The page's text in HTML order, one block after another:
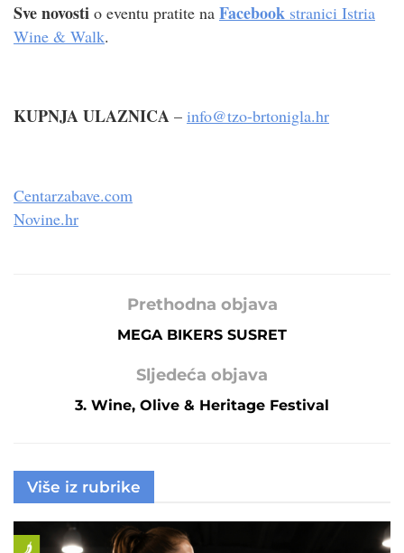
Sve novosti o eventu pratite na Facebook stranici Istria
Wine & Walk.
KUPNJA ULAZNICA – info@tzo-brtonigla.hr
Centarzabave.com
Novine.hr
Prethodna objava
MEGA BIKERS SUSRET
Sljedeća objava
3. Wine, Olive & Heritage Festival
Više iz rubrike